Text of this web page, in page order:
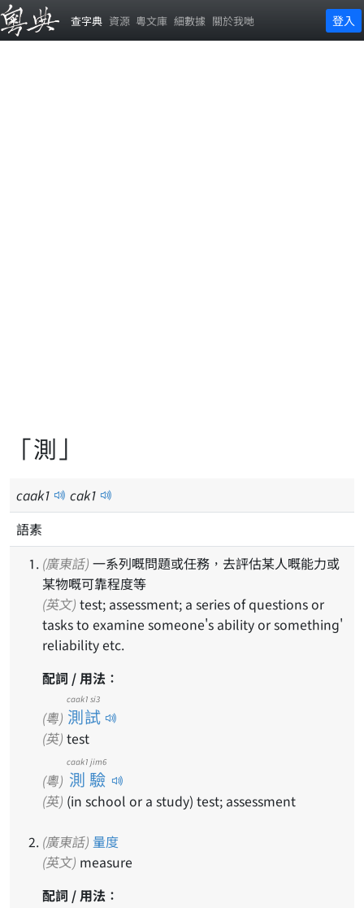
查字典 資源 粵文庫 細數據 關於我哋 登入
「測」
caak1 cak1
語素
(廣東話)
某物嘅可靠程度等
(英文)
tasks to examine someone's ability or something'
reliability etc.
配詞 / 用法：
(粵) 測試
caak1 si3
(英) test
(粵) 測驗
caak1 jim6
(英) (in school or a study) test; assessment
(廣東話) 量度
(英文) measure
配詞 / 用法：